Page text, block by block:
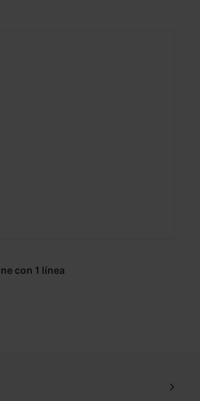
con 1 línea